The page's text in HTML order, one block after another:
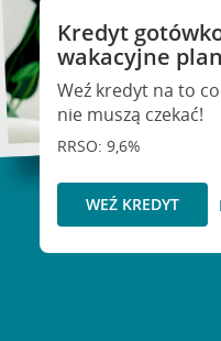
Kredyt
wakacyjne
Weź kredyt na to
nie muszą czekać!
RRSO: 9,6%
WEŹ KREDYT